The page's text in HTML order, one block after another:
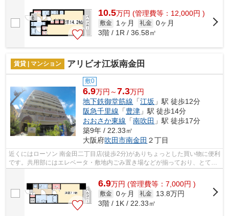
10.5万円 (管理費等：12,000円 )
敷金 1ヶ月 礼金 0ヶ月
3階 / 1R / 36.58㎡
賃貸 | マンション アリビオ江坂南金田
敷0
6.9万円～7.3万円
地下鉄御堂筋線 「江坂 」駅 徒歩12分
阪急千里線 「豊津 」駅 徒歩14分
おおさか東線 「南吹田 」駅 徒歩17分
築9年 / 22.33㎡
大阪府吹田市南金田 ２丁目
近くにはローソン 南金田二丁目店(徒歩2分)がありちょっとした買い物に便利
です。共用部にはエレベータ・敷地内ごみ置き場などが揃っており、とても
6.9万円 (管理費等：7,000円 )
敷金 0ヶ月 礼金
13.8万円
3階 / 1K / 22.33㎡